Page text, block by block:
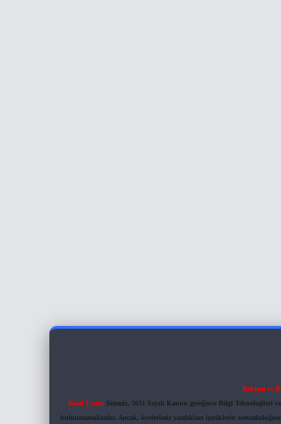
Reklam ve
Yasal Uyarı: Sitemiz, 5651 Sayılı Kanun gereğince Bilgi Teknolojileri
bulunmamaktadır. Ancak, üyelerimiz yazdıkları içeriklerin